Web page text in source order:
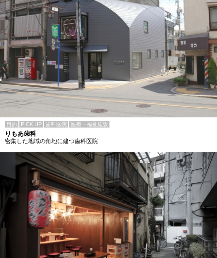
目的 PICK UP 歯科医院 医療・福祉施設
りもあ歯科
密集した地域の角地に建つ歯科医院